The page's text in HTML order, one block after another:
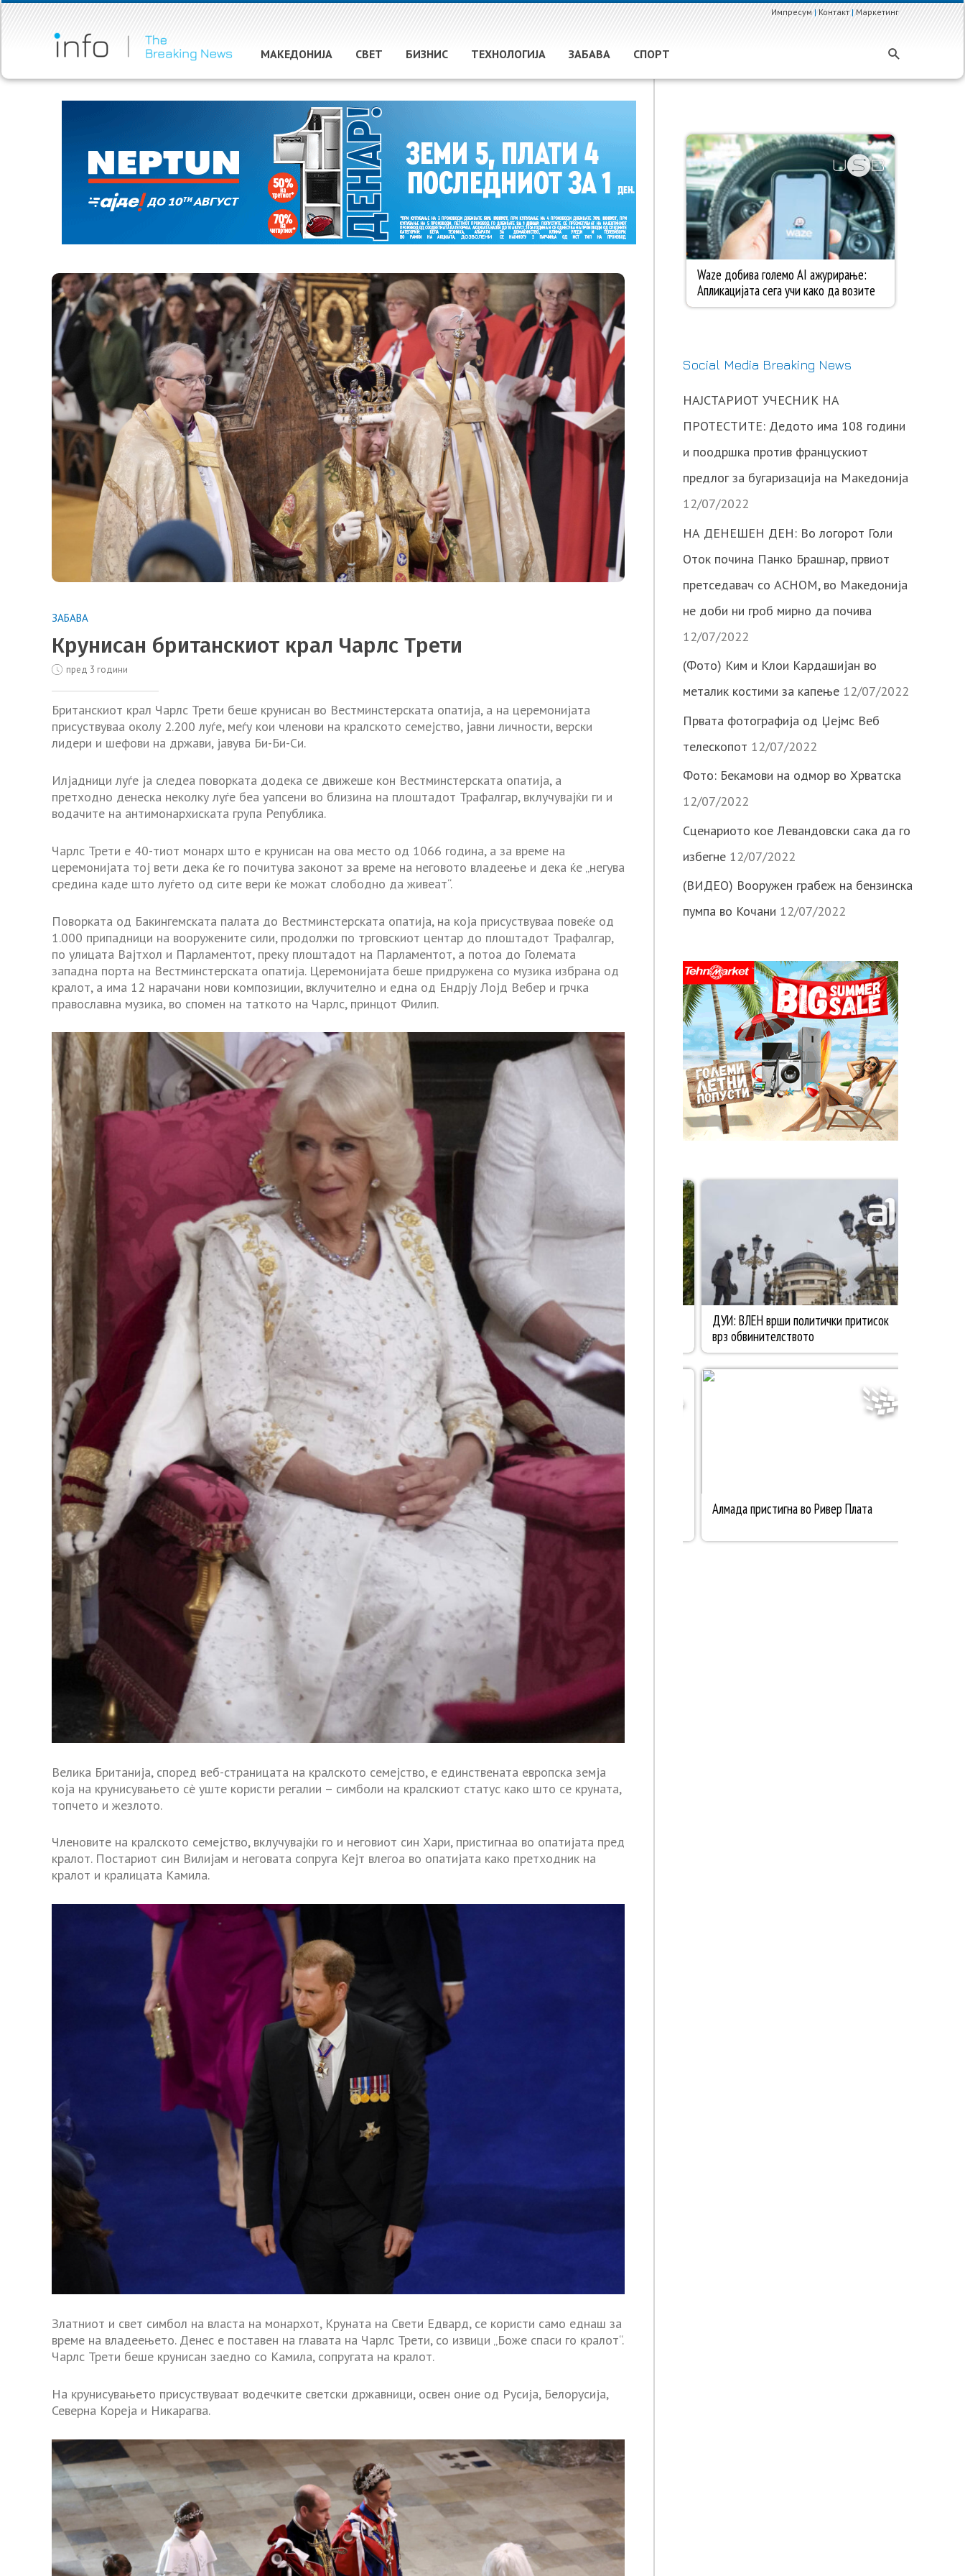
Импресум|Контакт|Маркетинг
МАКЕДОНИЈА СВЕТ БИЗНИС ТЕХНОЛОГИЈА ЗАБАВА СПОРТ
ЗАБАВА
Крунисан британскиот крал Чарлс Трети
пред 3 години
Британскиот крал Чарлс Трети беше крунисан во Вестминстерската опатија, а на церемонијата
присуствуваа околу 2.200 луѓе, меѓу кои членови на кралското семејство, јавни личности, верски
лидери и шефови на држави, јавува Би-Би-Си.
Илјадници луѓе ја следеа поворката додека се движеше кон Вестминстерската опатија, а
претходно денеска неколку луѓе беа уапсени во близина на плоштадот Трафалгар, вклучувајќи ги и
водачите на антимонархиската група Република.
Чарлс Трети е 40-тиот монарх што е крунисан на ова место од 1066 година, а за време на
церемонијата тој вети дека ќе го почитува законот за време на неговото владеење и дека ќе „негува
средина каде што луѓето од сите вери ќе можат слободно да живеат“.
Поворката од Бакингемската палата до Вестминстерската опатија, на која присуствуваа повеќе од
1.000 припадници на вооружените сили, продолжи по трговскиот центар до плоштадот Трафалгар,
по улицата Вајтхол и Парламентот, преку плоштадот на Парламентот, а потоа до Големата
западна порта на Вестминстерската опатија. Церемонијата беше придружена со музика избрана од
кралот, а има 12 нарачани нови композиции, вклучително и една од Ендрју Лојд Вебер и грчка
православна музика, во спомен на таткото на Чарлс, принцот Филип.
Велика Британија, според веб-страницата на кралското семејство, е единствената европска земја
која на крунисувањето сè уште користи регалии – симболи на кралскиот статус како што се круната,
топчето и жезлото.
Членовите на кралското семејство, вклучувајќи го и неговиот син Хари, пристигнаа во опатијата пред
кралот. Постариот син Вилијам и неговата сопруга Кејт влегоа во опатијата како претходник на
кралот и кралицата Камила.
Златниот и свет симбол на власта на монархот, Круната на Свети Едвард, се користи само еднаш за
време на владеењето. Денес е поставен на главата на Чарлс Трети, со извици „Боже спаси го кралот“.
Чарлс Трети беше крунисан заедно со Камила, сопругата на кралот.
На крунисувањето присуствуваат водечките светски државници, освен оние од Русија, Белорусија,
Северна Кореја и Никарагва.
Social Media Breaking News
НАЈСТАРИОТ УЧЕСНИК НА
ПРОТЕСТИТЕ: Дедото има 108 години
и поодршка против францускиот
предлог за бугаризација на Македонија
12/07/2022
НА ДЕНЕШЕН ДЕН: Во логорот Голи
Оток почина Панко Брашнар, првиот
претседавач со АСНОМ, во Македонија
не доби ни гроб мирно да почива
12/07/2022
(Фото) Ким и Клои Кардашијан во
металик костими за капење 12/07/2022
Првата фотографија од Џејмс Веб
телескопот 12/07/2022
Фото: Бекамови на одмор во Хрватска
12/07/2022
Сценариото кое Левандовски сака да го
избегне 12/07/2022
(ВИДЕО) Вооружен грабеж на бензинска
пумпа во Кочани 12/07/2022